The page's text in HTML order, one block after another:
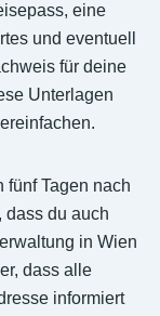
eine
und eventuell
für deine
Unterlagen
fünf Tagen nach
dass du auch
in Wien
dass alle
informiert